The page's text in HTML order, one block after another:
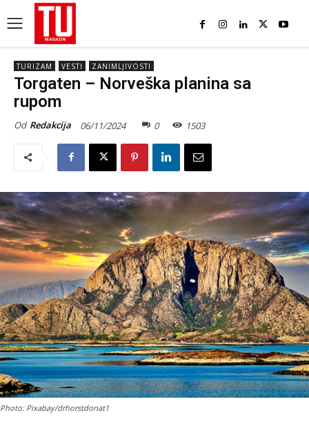
TURIZAM VESTI ZANIMLJIVOSTI
Torgaten – Norveška planina sa
rupom
Od Redakcija 06/11/2024 0 1503
Photo: Pixabay/drhorstdonat1